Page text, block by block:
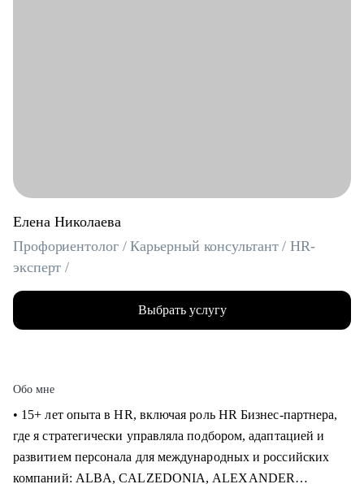
Елена Николаева
Профориентолог / Карьерный консультант / HR-
эксперт /
Выбрать услугу
Обо мне
• 15+ лет опыта в HR, включая роль HR Бизнес-партнера,
где я стратегически управляла подбором, адаптацией и
развитием персонала для международных и российских
компаний: ALBA, CALZEDONIA, ALEXANDER